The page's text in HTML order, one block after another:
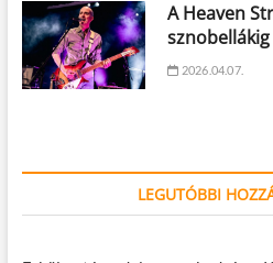
A Heaven
sznobellákig
2026.04.07.
LEGUTÓBBI